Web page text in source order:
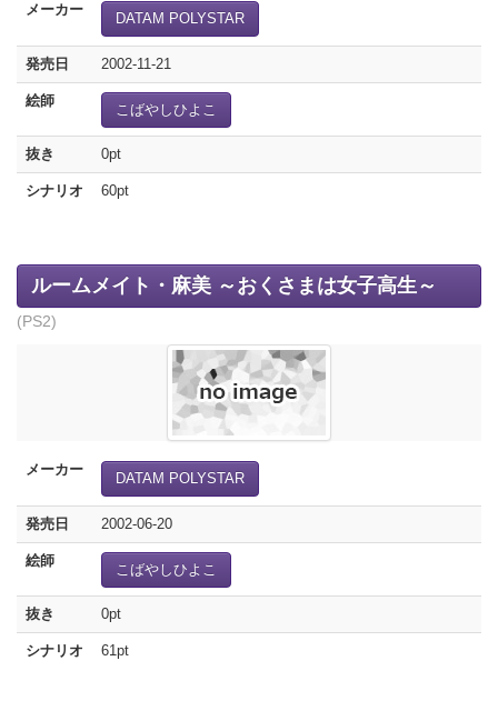
メーカー
DATAM POLYSTAR
発売日 2002-11-21
絵師
こばやしひよこ
抜き 0pt
シナリオ 60pt
ルームメイト・麻美 ～おくさまは女子高生～
(PS2)
メーカー
DATAM POLYSTAR
発売日 2002-06-20
絵師
こばやしひよこ
抜き 0pt
シナリオ 61pt